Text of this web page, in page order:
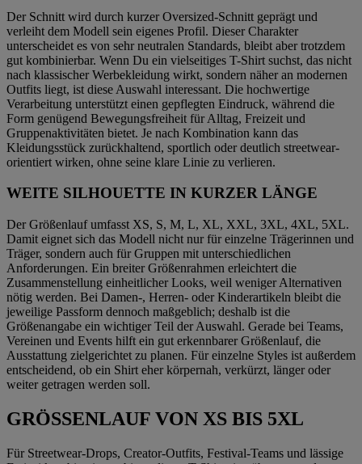
Der Schnitt wird durch kurzer Oversized-Schnitt geprägt und
verleiht dem Modell sein eigenes Profil. Dieser Charakter
unterscheidet es von sehr neutralen Standards, bleibt aber trotzdem
gut kombinierbar. Wenn Du ein vielseitiges T-Shirt suchst, das nicht
nach klassischer Werbekleidung wirkt, sondern näher an modernen
Outfits liegt, ist diese Auswahl interessant. Die hochwertige
Verarbeitung unterstützt einen gepflegten Eindruck, während die
Form genügend Bewegungsfreiheit für Alltag, Freizeit und
Gruppenaktivitäten bietet. Je nach Kombination kann das
Kleidungsstück zurückhaltend, sportlich oder deutlich streetwear-
orientiert wirken, ohne seine klare Linie zu verlieren.
WEITE SILHOUETTE IN KURZER LÄNGE
Der Größenlauf umfasst XS, S, M, L, XL, XXL, 3XL, 4XL, 5XL.
Damit eignet sich das Modell nicht nur für einzelne Trägerinnen und
Träger, sondern auch für Gruppen mit unterschiedlichen
Anforderungen. Ein breiter Größenrahmen erleichtert die
Zusammenstellung einheitlicher Looks, weil weniger Alternativen
nötig werden. Bei Damen-, Herren- oder Kinderartikeln bleibt die
jeweilige Passform dennoch maßgeblich; deshalb ist die
Größenangabe ein wichtiger Teil der Auswahl. Gerade bei Teams,
Vereinen und Events hilft ein gut erkennbarer Größenlauf, die
Ausstattung zielgerichtet zu planen. Für einzelne Styles ist außerdem
entscheidend, ob ein Shirt eher körpernah, verkürzt, länger oder
weiter getragen werden soll.
GRÖSSENLAUF VON XS BIS 5XL
Für Streetwear-Drops, Creator-Outfits, Festival-Teams und lässige